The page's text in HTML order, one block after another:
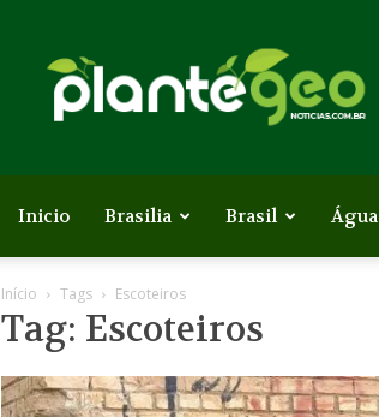
Geo
Inicio Brasilia Brasil Água
Início Tags Escoteiros
Tag: Escoteiros